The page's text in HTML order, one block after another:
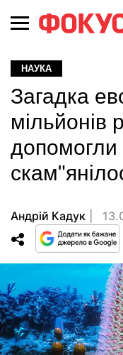
НАУКА
Загадка
мільйонів
допомогли
Андрій Кадук